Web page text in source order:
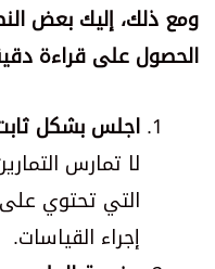
ومع ذلك، إليك بعض
الحصول على قراءة
اجلس بشكل
لا تمارس
إجراء القياسات.